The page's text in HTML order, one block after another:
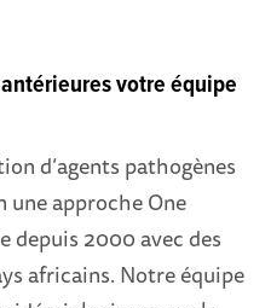
votre équipe
d’agents pathogènes
une approche One
2000 avec des
africains. Notre équipe